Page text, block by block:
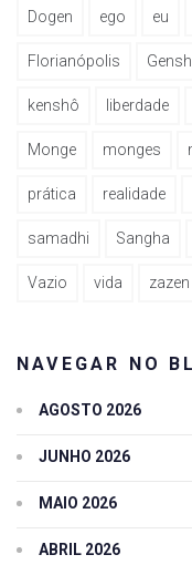
Dogen ego eu
Florianópolis
kenshô liberdade
Monge monges
prática realidade
samadhi Sangha
Vazio vida zazen
NAVEGAR NO
AGOSTO 2026
JUNHO 2026
MAIO 2026
ABRIL 2026